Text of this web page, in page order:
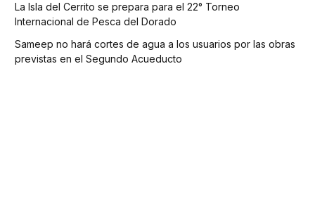
La Isla del Cerrito se prepara para el 22° Torneo
Internacional de Pesca del Dorado
Sameep no hará cortes de agua a los usuarios por las obras
previstas en el Segundo Acueducto